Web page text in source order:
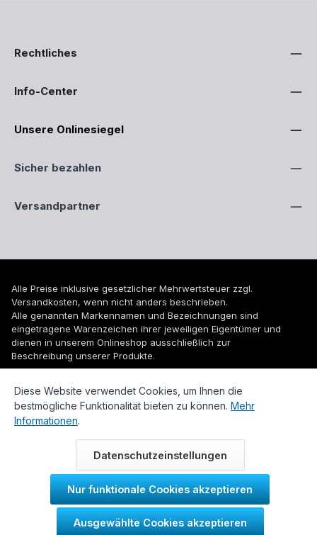
Rechtliches
Info-Center
Unsere Onlinesiegel
Sicher bezahlen
Versandpartner
Alle Preise inklusive gesetzlicher Mehrwertsteuer zzgl.
Versandkosten, wenn nicht anders beschrieben.
Alle genannten Markennamen und Bezeichnungen sind
eingetragene Warenzeichen ihrer jeweiligen Eigentümer und
dienen in unserem Onlineshop ausschließlich zur
Beschreibung unserer Produkte.
© 2026 WUH24.de - Weigel und Unger Heizungs- und
Sanitärtechnik GmbH
Diese Website verwendet Cookies, um Ihnen die
bestmögliche Funktionalität bieten zu können. Mehr
Informationen.
Datenschutzeinstellungen
Nur funktionale Cookies akzeptieren
Ausgewählte Cookies akzeptieren
Durch IT-Recht Kanzlei